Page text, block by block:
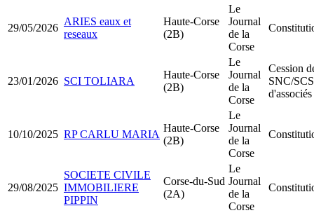
29/05/2026
ARIES eaux et
reseaux
Haute-Corse
(2B)
Le
Journal
de la
Corse
23/01/2026 SCI TOLIARA
Haute-Corse
(2B)
Le
Journal
de la
Corse
Cession
SNC/
d'associés
10/10/2025 RP CARLU MARIA
Haute-Corse
(2B)
Le
Journal
de la
Corse
29/08/2025
SOCIETE CIVILE
IMMOBILIERE
PIPPIN
Corse-du-Sud
(2A)
Le
Journal
de la
Corse